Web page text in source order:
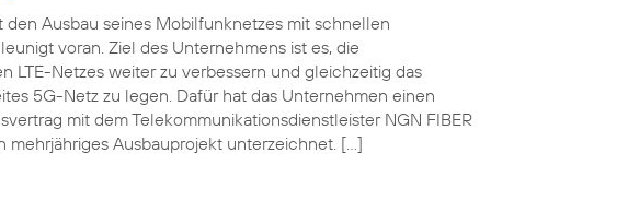
Ausbau seines Mobilfunknetzes mit schnellen
voran. Ziel des Unternehmens ist es, die
LTE-Netzes weiter zu verbessern und gleichzeitig das
5G-Netz zu legen. Dafür hat das Unternehmen einen
mit dem Telekommunikationsdienstleister NGN FIBER
mehrjähriges Ausbauprojekt unterzeichnet. […]